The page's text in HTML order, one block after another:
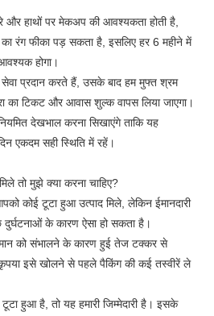
हाथों पर मेकअप की आवश्यकता होती है,
रंग फीका पड़ सकता है, इसलिए हर 6 महीने में
होगा।
प्रदान करते हैं, उसके बाद हम मुफ्त श्रम
का टिकट और आवास शुल्क वापस लिया जाएगा।
देखभाल करना सिखाएंगे ताकि यह
एकदम सही स्थिति में रहें।
तो मुझे क्या करना चाहिए?
कोई टूटा हुआ उत्पाद मिले, लेकिन ईमानदारी
के कारण ऐसा हो सकता है।
को संभालने के कारण हुई तेज टक्कर से
कृपया इसे खोलने से पहले पैकिंग की कई तस्वीरें ले
हुआ है, तो यह हमारी जिम्मेदारी है। इसके